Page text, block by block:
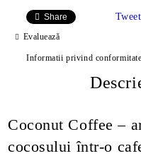
Share Tweet
Evaluează
Informatii privind
Coconut Coffee –
cocosului într-o